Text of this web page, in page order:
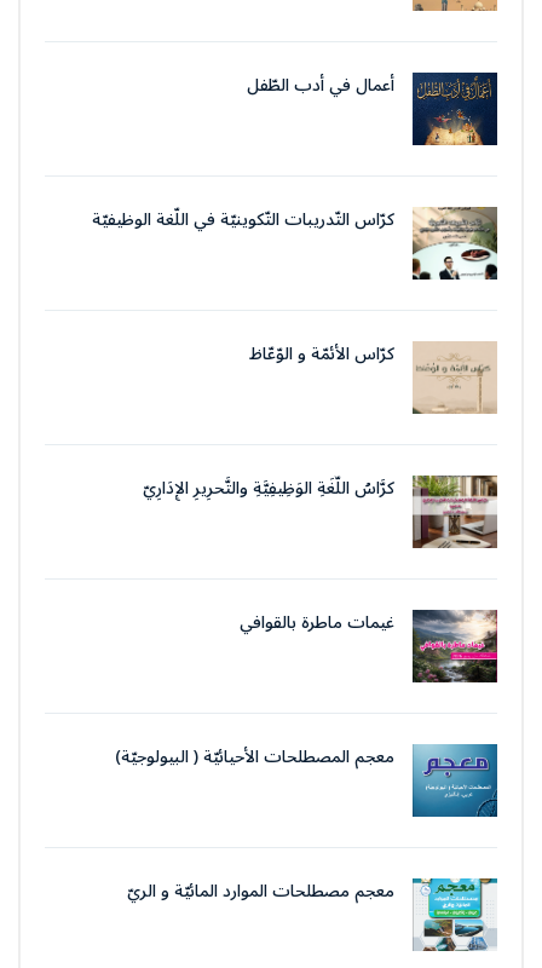
أعمال في أدب الطّفل
كرّاس التّدريبات التّكوينيّة في اللّغة الوظيفيّة
كرّاس الأئمّة و الوّعّاظ
كرَّاسُ اللُّغَةِ الوَظِيفِيَّةِ والتَّحرِيرِ الإِدَارِيّ
غيمات ماطرة بالقوافي
معجم المصطلحات الأحيائيّة ( البيولوجيّة)
معجم مصطلحات الموارد المائيّة و الريّ